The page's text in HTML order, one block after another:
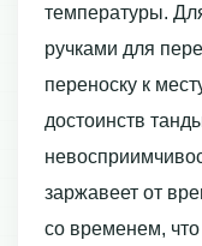
температуры.
ручками для
переноску к
достоинств
заржавеет от
со временем,